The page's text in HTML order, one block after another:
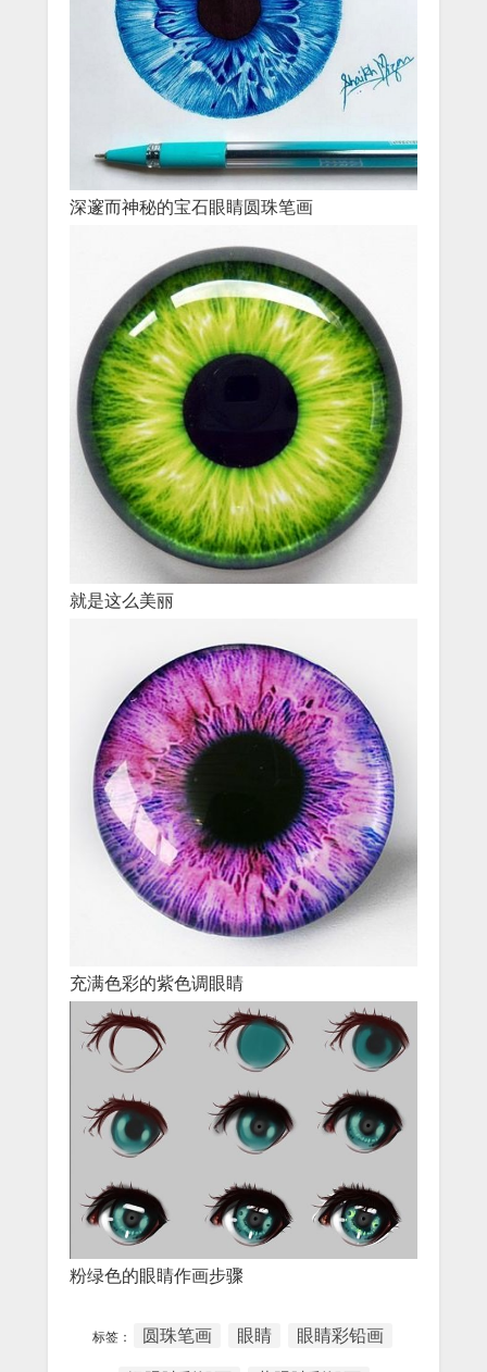
深邃而神秘的宝石眼睛圆珠笔画
就是这么美丽
充满色彩的紫色调眼睛
粉绿色的眼睛作画步骤
标签： 圆珠笔画 眼睛 眼睛彩铅画